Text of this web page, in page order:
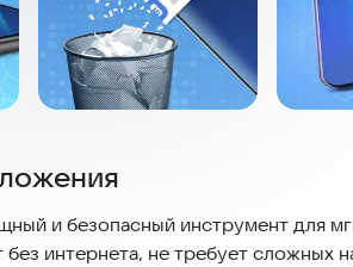
и безопасный инструмент для
интернета, не требует сложных